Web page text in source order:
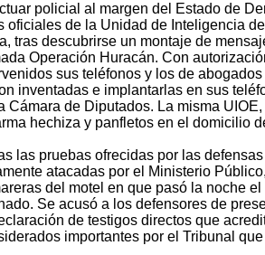
policial al margen del Estado de
oficiales de la Unidad de Inteligencia
tras descubrirse un montaje de
Operación Huracán. Con
sus teléfonos y los de
inventadas e implantarlas en sus
Cámara de Diputados. La misma
hechiza y panfletos en el domicilio
las pruebas ofrecidas por las
atacadas por el Ministerio
del motel en que pasó la noche
Se acusó a los defensores de
de testigos directos que
importantes por el Tribunal